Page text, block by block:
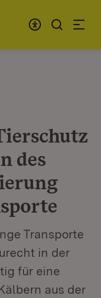
des
Transporte
in der
für eine
aus der